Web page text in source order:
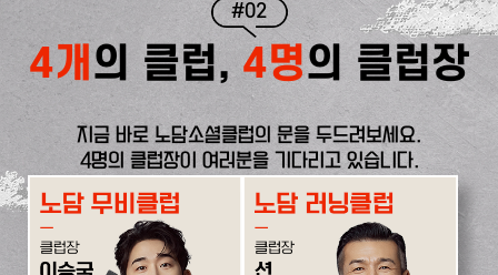
#02
4개 의 클럽, 4명의 클럽장
지금 바로 노담소셜클럽의 문을 두드려보세요.
4명의 클럽장이 여러분을 기다리고 있습니다.